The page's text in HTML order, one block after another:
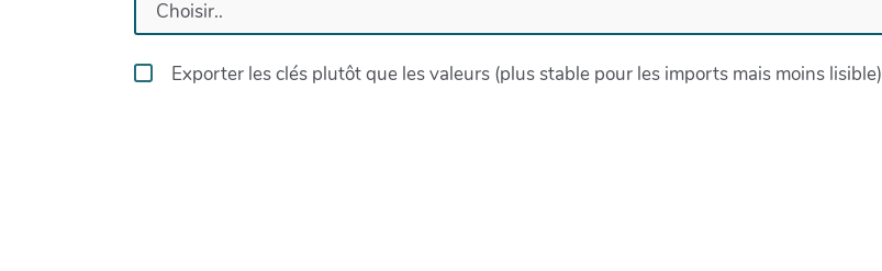
Exporter les clés plutôt que les valeurs (plus stable pour les imports mais moins lisible)